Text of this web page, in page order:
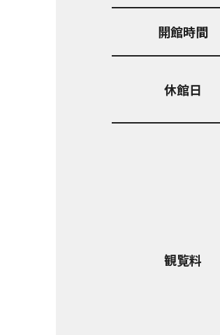
開館時間
休館日
観覧料